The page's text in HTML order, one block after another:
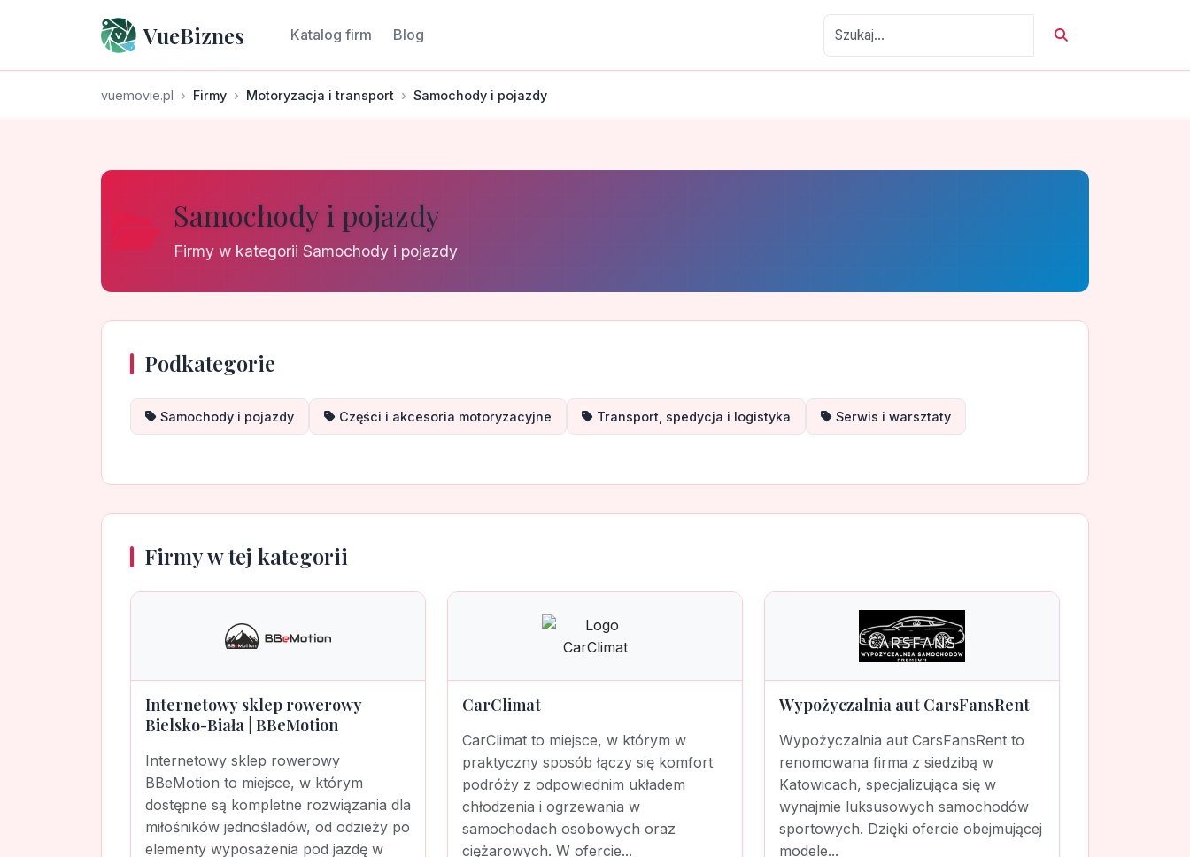
VueBiznes Katalog firm Blog
vuemovie.pl Firmy Motoryzacja i transport Samochody i pojazdy
Samochody i pojazdy
Firmy w kategorii Samochody i pojazdy
Podkategorie
Samochody i pojazdy Części i akcesoria motoryzacyjne Transport, spedycja i logistyka Serwis i warsztaty
Firmy w tej kategorii
Internetowy sklep rowerowy
Bielsko-Biała | BBeMotion
Internetowy sklep rowerowy
BBeMotion to miejsce, w którym
dostępne są kompletne rozwiązania dla
miłośników jednośladów, od odzieży po
elementy wyposażenia pod jazdę w
CarClimat
CarClimat to miejsce, w którym w
praktyczny sposób łączy się komfort
podróży z odpowiednim układem
chłodzenia i ogrzewania w
samochodach osobowych oraz
ciężarowych. W ofercie...
Wypożyczalnia aut CarsFansRent
Wypożyczalnia aut CarsFansRent to
renomowana firma z siedzibą w
Katowicach, specjalizująca się w
wynajmie luksusowych samochodów
sportowych. Dzięki ofercie obejmującej
modele...